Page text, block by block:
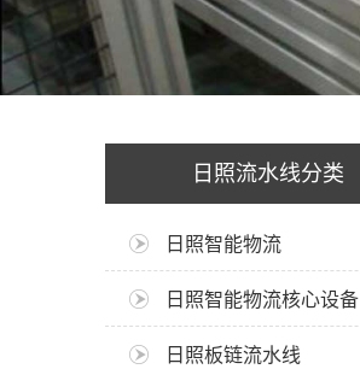
日照流水线分类
日照智能物流
日照智能物流核心设备
日照板链流水线